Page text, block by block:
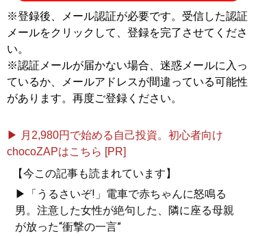
※登録後、メール認証が必要です。受信した認証
メールをクリックして、登録を完了させてくださ
い。
※認証メールが届かない場合、迷惑メールに入っ
ているか、メールアドレスが間違っている可能性
があります。再度ご登録ください。
▶ 月2,980円で始める自己投資。初心者向け
chocoZAPはこちら [PR]
【今この記事も読まれています】
▶「うるさいぞ!」電車で赤ちゃんに怒鳴る
男。注意した女性が絶句した、隣に座る母親
が放った“衝撃の一言”